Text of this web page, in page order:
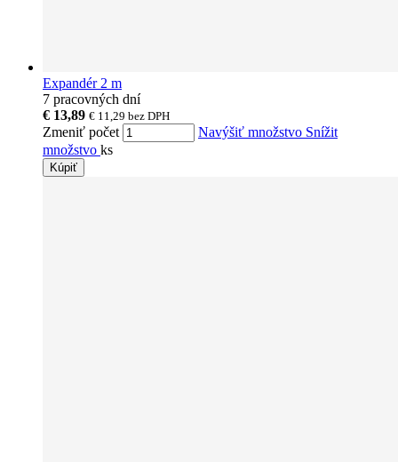
Expandér 2 m
7 pracovných dní
€ 13,89 € 11,29 bez DPH
Zmeniť počet Navýšiť množstvo Snížit
množstvo ks
Kúpiť